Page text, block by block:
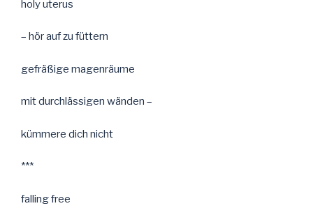
holy uterus
– hör auf zu füttern
gefräßige magenräume
mit durchlässigen wänden –
kümmere dich nicht
***
falling free